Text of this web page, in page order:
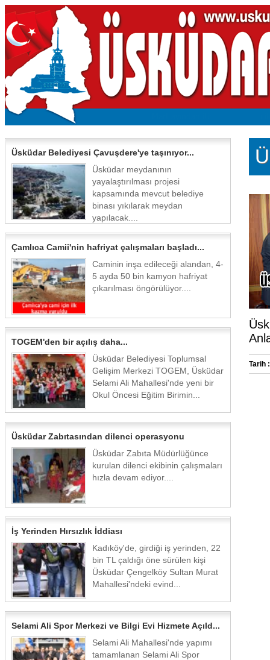
Üsküdar Belediyesi Çavuşdere'ye taşınıyor...
Üsküdar meydanının
yayalaştırılması projesi
kapsamında mevcut belediye
binası yıkılarak meydan
yapılacak....
Çamlıca Camii'nin hafriyat çalışmaları başladı...
Caminin inşa edileceği alandan, 4-
5 ayda 50 bin kamyon hafriyat
çıkarılması öngörülüyor....
TOGEM'den bir açılış daha...
Üsküdar Belediyesi Toplumsal
Gelişim Merkezi TOGEM, Üsküdar
Selami Ali Mahallesi'nde yeni bir
Okul Öncesi Eğitim Birimin...
Üsküdar Zabıtasından dilenci operasyonu
Üsküdar Zabıta Müdürlüğünce
kurulan dilenci ekibinin çalışmaları
hızla devam ediyor....
İş Yerinden Hırsızlık İddiası
Kadıköy'de, girdiği iş yerinden, 22
bin TL çaldığı öne sürülen kişi
Üsküdar Çengelköy Sultan Murat
Mahallesi'ndeki evind...
Selami Ali Spor Merkezi ve Bilgi Evi Hizmete Açıld...
Selami Ali Mahallesi'nde yapımı
tamamlanan Selami Ali Spor
Tarih :